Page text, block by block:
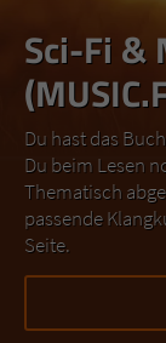
Sci-Fi &
Du hast das
Du beim Lesen
Thematisch
passende
Seite.